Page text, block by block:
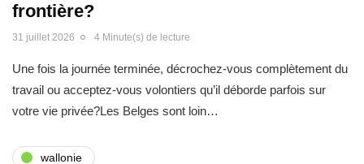
frontière?
31 juillet 2026 4 Minute(s) de lecture
Une fois la journée terminée, décrochez-vous complètement du
travail ou acceptez-vous volontiers qu’il déborde parfois sur
votre vie privée?Les Belges sont loin…
wallonie